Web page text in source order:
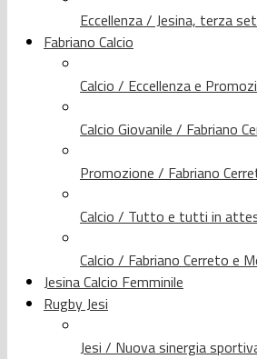
Eccellenza / Jesina, terza
Fabriano Calcio
Calcio / Eccellenza e
Calcio Giovanile / Fabriano
Promozione / Fabriano
Calcio / Tutto e tutti in
Calcio / Fabriano Cerreto e
Jesina Calcio Femminile
Rugby Jesi
Jesi / Nuova sinergia